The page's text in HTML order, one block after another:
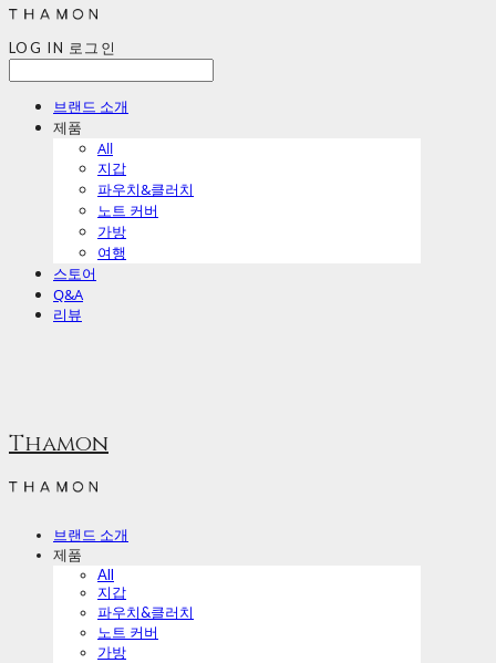
LOG IN 로그인
브랜드 소개
제품
All
지갑
파우치&클러치
노트 커버
가방
여행
스토어
Q&A
리뷰
Thamon
브랜드 소개
제품
All
지갑
파우치&클러치
노트 커버
가방